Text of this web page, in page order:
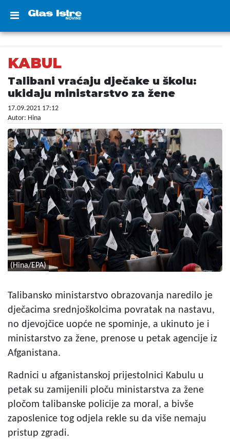
KABUL
Talibani vraćaju dječake u školu:
ukidaju ministarstvo za žene
17.09.2021 17:12
Autor: Hina
(Hina/EPA)
Talibansko ministarstvo obrazovanja naredilo je
dječacima srednjoškolcima povratak na nastavu,
no djevojčice uopće ne spominje, a ukinuto je i
ministarstvo za žene, prenose u petak agencije iz
Afganistana.
Radnici u afganistanskoj prijestolnici Kabulu u
petak su zamijenili ploču ministarstva za žene
pločom talibanske policije za moral, a bivše
zaposlenice tog odjela rekle su da više nemaju
pristup zgradi.